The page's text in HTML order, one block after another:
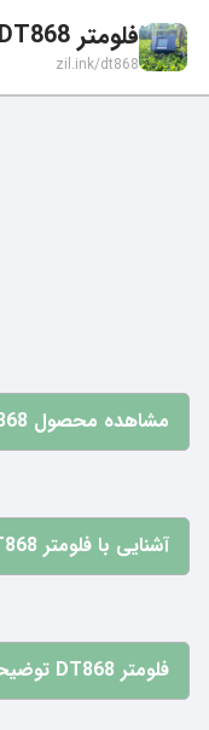
فلومتر DT868
zil.ink/dt868
مشاهده محصول DT868 در سایت
آشنایی با فلومتر DT868
فلومتر DT868 توضیحات و نحوه نصب